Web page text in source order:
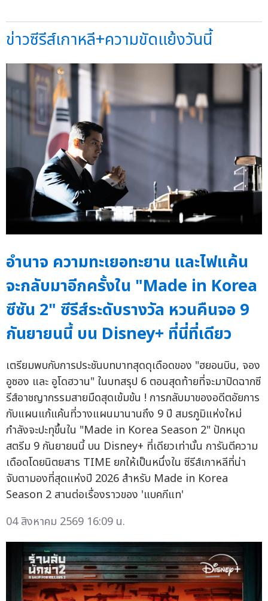
ข่าวซีรีส์เกาหลี+ความขัดแย้งวันนี้
อำนาจ ความทะเยอทะยาน และไฟแค้น
จะกลับมาอีกครั้งใน "Made in Korea
ซีซัน 2" ซีรีส์ระดับรางวัล หวนคืนจอ 9
กันยายนนี้ บน Disney+ ที่นี่ที่เดียว
เตรียมพบกับการประชันบทบาทสุดดุเดือดของ "ฮยอนบิน, จอง
อูซอง และ อูโดฮวาน" ในบทสรุป 6 ตอนสุดท้ายที่จะมาปิดฉากซี
รีส์อาชญากรรมสายมืดสุดเข้มข้น ! การกลับมาของอดีตอัยการ
กับแผนแก้แค้นที่วางแผนมานานถึง 9 ปี สมรภูมิแห่งใหม่
กำลังจะปะทุขึ้นใน "Made in Korea Season 2" ปักหมุด
สตรีม 9 กันยายนนี้ บน Disney+ ที่เดียวเท่านั้น การันตีความ
เดือดโดยนิตยสาร TIME ยกให้เป็นหนึ่งใน ซีรีส์เกาหลีที่น่า
จับตามองที่สุดแห่งปี 2026 สำหรับ Made in Korea
Season 2 สานต่อเรื่องราวของ 'แบคกีแท'
04 สิงหาคม 2569 16:09 น.